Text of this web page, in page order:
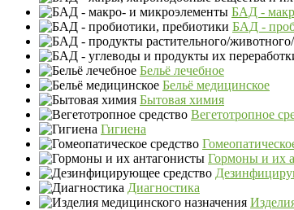
БАД -
БАД -
Бельё лечебное
Бельё медицинское
Бытовая химия
Вегетотропное
Гигиена
Гормоны и их
Диагностика